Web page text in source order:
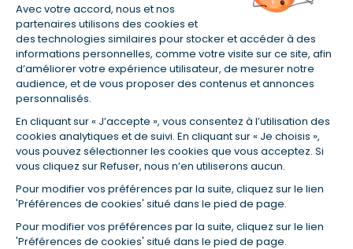
Avec votre accord, nous et nos
partenaires utilisons des cookies et
des technologies similaires pour stocker et accéder à des
informations personnelles, comme votre visite sur ce site, afin
d’améliorer votre expérience utilisateur, de mesurer notre
audience, et de vous proposer des contenus et annonces
personnalisés.
En cliquant sur « J’accepte », vous consentez à l’utilisation des
cookies analytiques et de suivi. En cliquant sur « Je choisis »,
vous pouvez sélectionner les cookies que vous acceptez. Si
vous cliquez sur Refuser, nous n’en utiliserons aucun.
Pour modifier vos préférences par la suite, cliquez sur le lien
'Préférences de cookies' situé dans le pied de page.
Pour modifier vos préférences par la suite, cliquez sur le lien
'Préférences de cookies' situé dans le pied de page.
(2) Économie de 65 % pour l'assurance d'un prêt amortissable de 330
457,23 € à 0,90 % sur 19,5 ans, accordé à un salarié non cadre assuré à
100 % (décès, PTIA, IPP, ITT, IPP) âgé de 36 ans fumeur et une personne
salariée non cadre assurée à 100 % (décès, PTIA, IPP, ITT, IPP) âgée de 35
ans et non-fumeur, tous deux sans risque médical connu. Au
14/07/2019, coût de l'assurance proposée par la banque 179,08 €/mois
en moyenne contre 64,60 €/mois en moyenne au 14/07/2022 avec
Empruntis.com (TAEA : 0,44 %, coût total de l'assurance : 15 117,65 €).
(3) Taux minimum pour un crédit consommation d'un montant fixé entre
5 000 et 20 000 euros, selon profil et durée.
(4) La diminution du montant des mensualités entraîne l'allongement
de la durée de remboursement ainsi que la hausse du coût total du
(5) Banques de réseau, mutualistes, spécialisées, directions
régionales, organismes de crédit selon votre profil et votre demande.
Mutuelles, compagnies et courtiers d'assurances. Selon votre profil et
votre demande.